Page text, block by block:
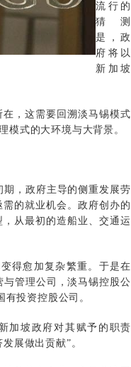
流行的
猜测
是，政
府将以
新加坡
，这需要回溯淡马锡模式
模式的大环境与大背景。
，政府主导的侧重发展劳
的就业机会。政府创办的
从最初的造船业、交通运
得愈加复杂繁重。于是在
管理公司，淡马锡控股公
投资控股公司。
坡政府对其赋予的职责
展做出贡献”。